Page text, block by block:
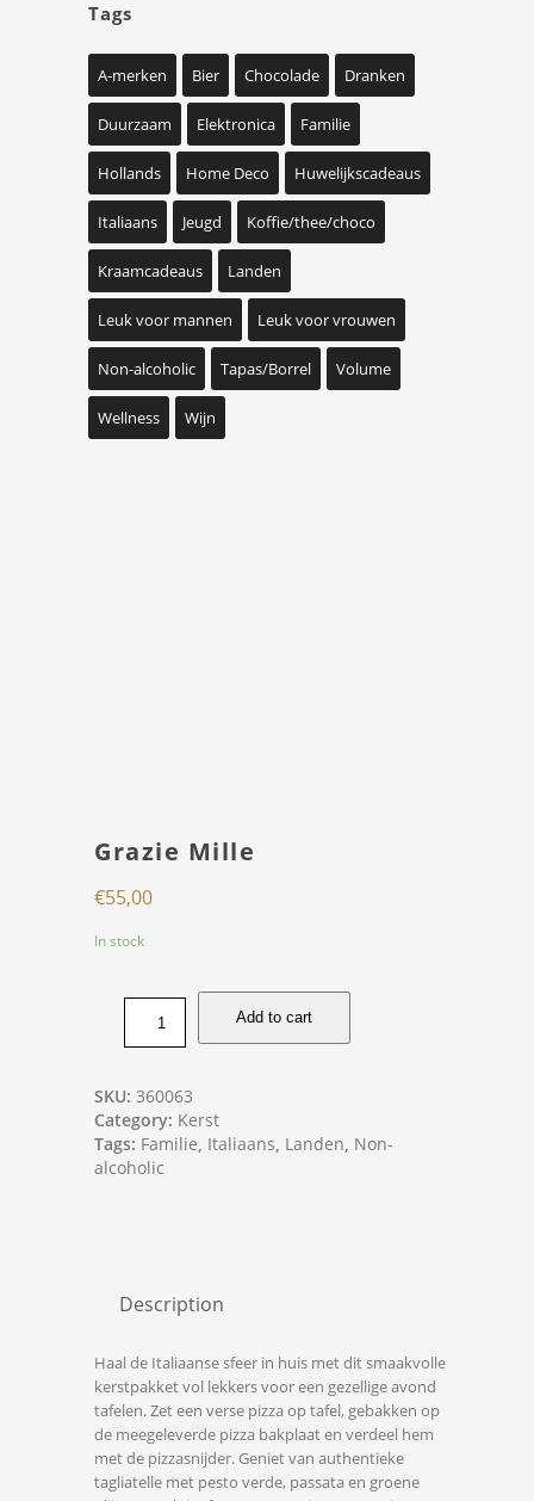
Tags
A-merken Bier Chocolade Dranken
Duurzaam Elektronica Familie
Hollands Home Deco Huwelijkscadeaus
Italiaans Jeugd Koffie/thee/choco
Kraamcadeaus Landen
Leuk voor mannen Leuk voor vrouwen
Non-alcoholic Tapas/Borrel Volume
Wellness Wijn
Grazie Mille
€55,00
In stock
Add to cart
SKU: 360063
Category: Kerst
Tags: Familie, Italiaans, Landen, Non-
alcoholic
Description
Haal de Italiaanse sfeer in huis met dit smaakvolle
kerstpakket vol lekkers voor een gezellige avond
tafelen. Zet een verse pizza op tafel, gebakken op
de meegeleverde pizza bakplaat en verdeel hem
met de pizzasnijder. Geniet van authentieke
tagliatelle met pesto verde, passata en groene